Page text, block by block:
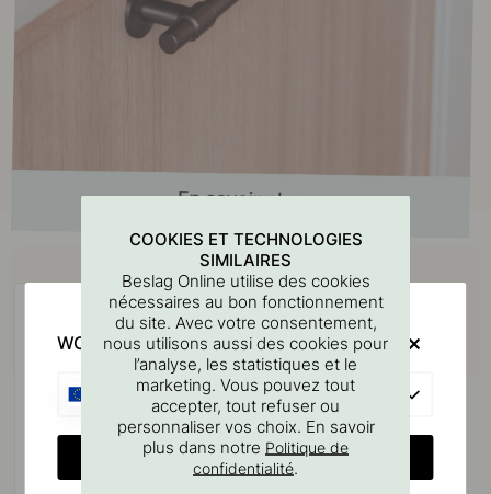
Achetez avec
COOKIES ET TECHNOLOGIES
SIMILAIRES
Beslag Online utilise des cookies
nécessaires au bon fonctionnement
du site. Avec votre consentement,
nous utilisons aussi des cookies pour
l’analyse, les statistiques et le
marketing. Vous pouvez tout
accepter, tout refuser ou
personnaliser vos choix. En savoir
plus dans notre Politique de
confidentialité.
WOULD YOU RATHER VISIT?
CHANGE COUNTRY